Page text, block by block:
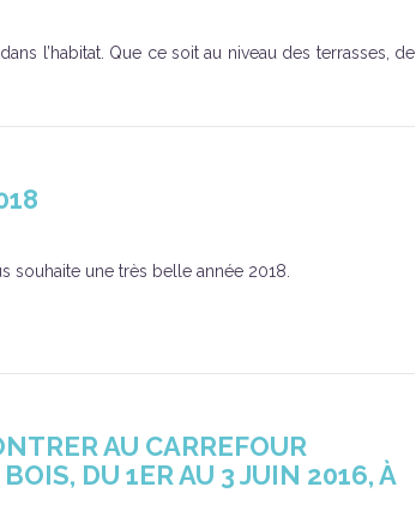
l’habitat. Que ce soit au niveau des terrasses, de
souhaite une très belle année 2018.
AU CARREFOUR
DU 1ER AU 3 JUIN 2016, À